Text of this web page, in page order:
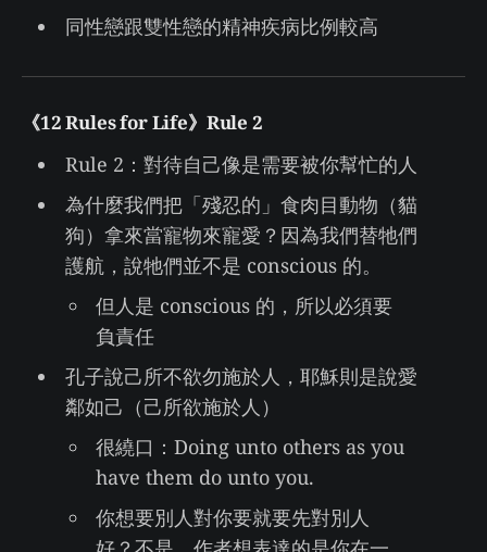
同性戀跟雙性戀的精神疾病比例較高
《12 Rules for Life》Rule 2
Rule 2：對待自己像是需要被你幫忙的人
為什麼我們把「殘忍的」食肉目動物（貓
狗）拿來當寵物來寵愛？因為我們替牠們
護航，說牠們並不是 conscious 的。
但人是 conscious 的，所以必須要
負責任
孔子說己所不欲勿施於人，耶穌則是說愛
鄰如己（己所欲施於人）
很繞口：Doing unto others as you
have them do unto you.
你想要別人對你要就要先對別人